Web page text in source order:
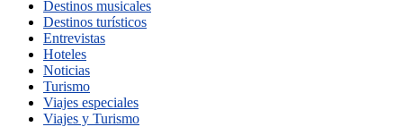
Destinos musicales
Destinos turísticos
Entrevistas
Hoteles
Noticias
Turismo
Viajes especiales
Viajes y Turismo